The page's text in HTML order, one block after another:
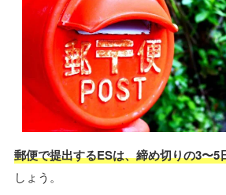
郵便で提出するESは、締め切りの3〜5
しょう。